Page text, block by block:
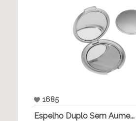
1685
Espelho Duplo Sem Aume...